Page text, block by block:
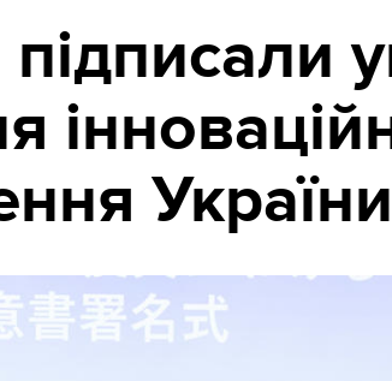
України